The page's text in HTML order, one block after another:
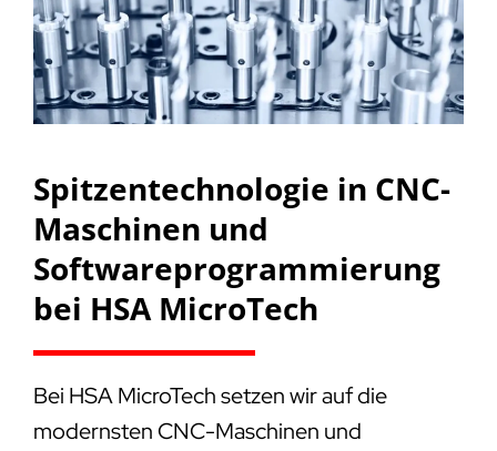
Spitzentechnologie in CNC-
Maschinen und
Softwareprogrammierung
bei HSA MicroTech
Bei HSA MicroTech setzen wir auf die
modernsten CNC-Maschinen und